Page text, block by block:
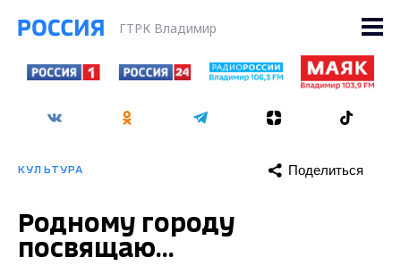
ГТРК Владимир
КУЛЬТУРА Поделиться
Родному городу
посвящаю...